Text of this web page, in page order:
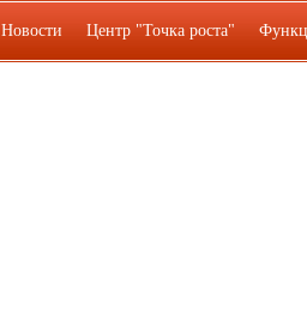
Новости Центр "Точка роста"